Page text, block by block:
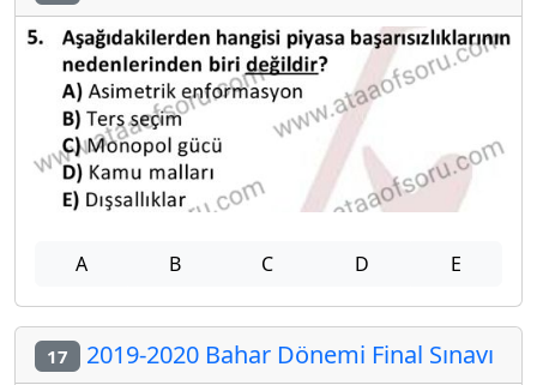
A B C D E
17 2019-2020 Bahar Dönemi Final Sınavı